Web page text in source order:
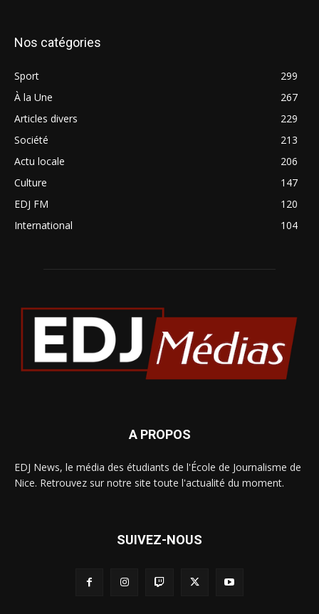
Nos catégories
Sport
299
À la Une
267
Articles divers
229
Société
213
Actu locale
206
Culture
147
EDJ FM
120
International
104
A PROPOS
EDJ News, le média des étudiants de l'École de Journalisme de
Nice. Retrouvez sur notre site toute l'actualité du moment.
SUIVEZ-NOUS